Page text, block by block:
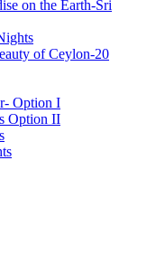
on the Earth-Sri
of Ceylon-20
Option I
Option II